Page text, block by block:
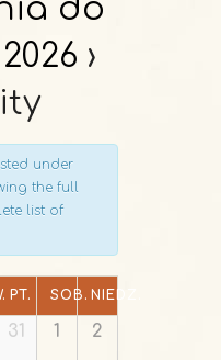
V
i
e
w
s
N
a
i
g
a
do
›
under
the full
list of
PT. SOB. NIEDZ.
31 1 2